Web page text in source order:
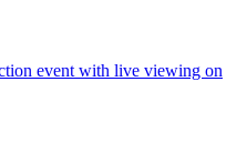
event with live viewing on